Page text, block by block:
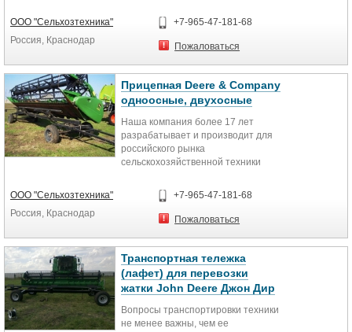
вдоль так и поперек рядков.
Приспособление предназначено
для навешивания на жатки
Челленджер, Массей Фергюсон,
Дон, Нива, Енисей.
Условия работы: приставка может
применяться во всех
климатических зонах.
Преимущества подборщика:
* Исключает потери подсолнечника
приспособлением Змиевского)
* Позволяет работать на высоких
скоростях (11-15 км/ч)
направлениях
* Блочный модуль лифтеров
позволяет производить быстрый
монтаж и демонтаж на жатки
зерноуборочных комбайнов
* Простота и надежность
ООО "Сельхозтехника"
Россия, Краснодар
+7-965-47-181-68
Пожаловаться
Прицепная Deere & Company
одноосные, двухосные
Наша компания более 17 лет
разрабатывает и производит для
российского рынка
сельскохозяйственной техники
транспортировки (перевозки)
жатки, адаптеров зерноуборочных
комбайнов (зерновые, кукурузные,
и подсолнечника).
Их отличительной особенностью
является универсальность
конструкции, позволяющая
применять съёмные регулируемые
ложементы для переналадки под
ООО "Сельхозтехника"
Россия, Краснодар
+7-965-47-181-68
Пожаловаться
Транспортная тележка
(лафет) для перевозки
жатки John Deere Джон Дир
Вопросы транспортировки техники
не менее важны, чем ее